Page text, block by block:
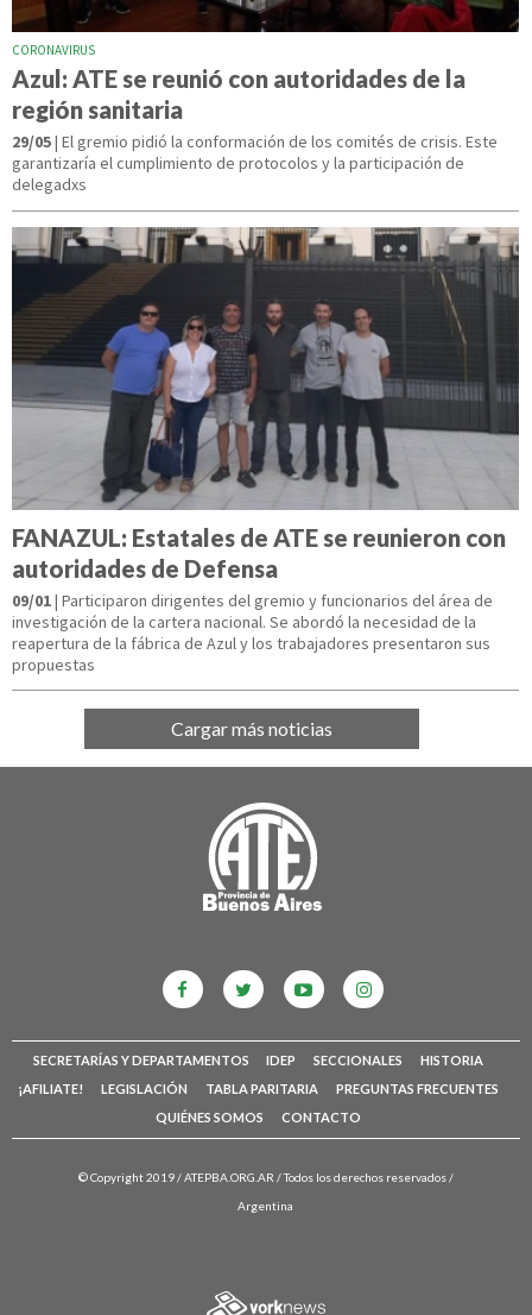
CORONAVIRUS
Azul: ATE se reunió con autoridades de la
región sanitaria
29/05| El gremio pidió la conformación de los comités de crisis. Este
garantizaría el cumplimiento de protocolos y la participación de
delegadxs
FANAZUL: Estatales de ATE se reunieron con
autoridades de Defensa
09/01| Participaron dirigentes del gremio y funcionarios del área de
investigación de la cartera nacional. Se abordó la necesidad de la
reapertura de la fábrica de Azul y los trabajadores presentaron sus
propuestas
Cargar más noticias
SECRETARÍAS Y DEPARTAMENTOS IDEP SECCIONALES
HISTORIA
¡AFILIATE!
LEGISLACIÓN TABLA PARITARIA
PREGUNTAS FRECUENTES
QUIÉNES SOMOS
CONTACTO
© Copyright 2019 /ATEPBA.ORG.AR / Todos los derechos reservados /
Argentina